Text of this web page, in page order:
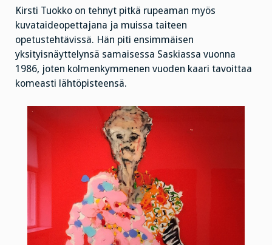
Kirsti Tuokko on tehnyt pitkä rupeaman myös
kuvataideopettajana ja muissa taiteen
opetustehtävissä. Hän piti ensimmäisen
yksityisnäyttelynsä samaisessa Saskiassa vuonna
1986, joten kolmenkymmenen vuoden kaari tavoittaa
komeasti lähtöpisteensä.